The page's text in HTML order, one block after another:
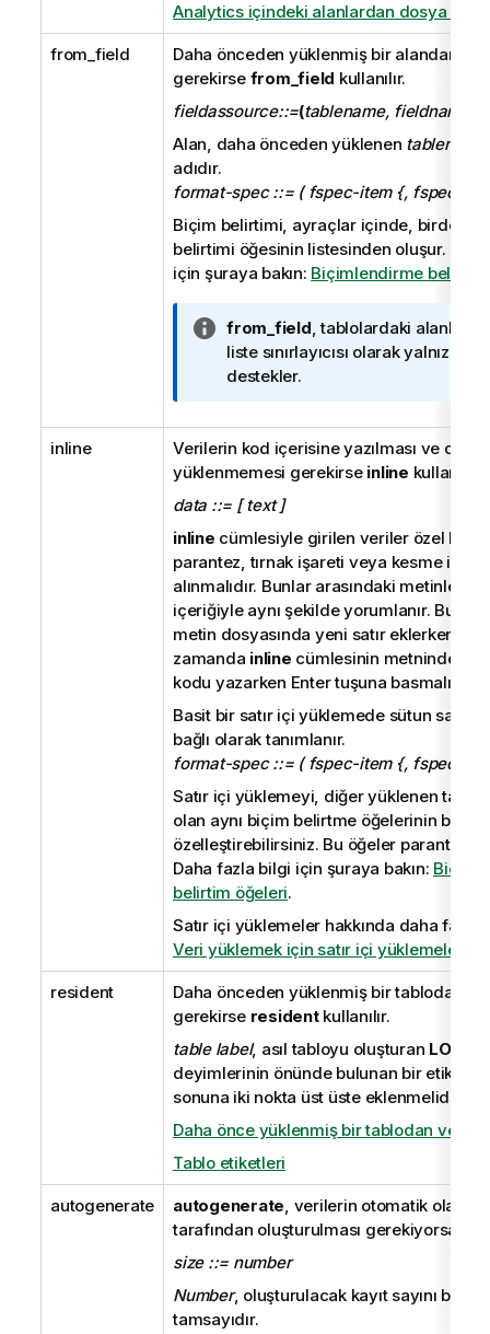
Analytics içindeki alanlardan dosya
from_field
Daha önceden yüklenmiş bir alandan
gerekirse from_field kullanılır.
fieldassource::=(tablename, fieldname
Alan, daha önceden yüklenen tablename
adıdır.
format-spec ::= ( fspec-item {, fspec-
Biçim belirtimi, ayraçlar içinde, birden
belirtimi öğesinin listesinden oluşur.
için şuraya bakın: Biçimlendirme belirtim
B
i
l
i
n
o
from_field, tablolardaki alanları
liste sınırlayıcısı olarak yalnızca
destekler.
inline
Verilerin kod içerisine yazılması ve
yüklenmemesi gerekirse inline kullanılır.
data ::= [ text ]
inline cümlesiyle girilen veriler özel
parantez, tırnak işareti veya kesme
alınmalıdır. Bunlar arasındaki metinler
içeriğiyle aynı şekilde yorumlanır. Bu
metin dosyasında yeni satır eklerken,
zamanda inline cümlesinin metninde de
kodu yazarken Enter tuşuna basmalısınız.
Basit bir satır içi yüklemede sütun sayısı,
bağlı olarak tanımlanır.
format-spec ::= ( fspec-item {, fspec-
Satır içi yüklemeyi, diğer yüklenen
olan aynı biçim belirtme öğelerinin
özelleştirebilirsiniz. Bu öğeler parantez
Daha fazla bilgi için şuraya bakın:
belirtim öğeleri.
Satır içi yüklemeler hakkında daha fazla
Veri yüklemek için satır içi yüklemeler
resident
Daha önceden yüklenmiş bir tablodan
gerekirse residentkullanılır.
table label, asıl tabloyu oluşturan LOAD
deyimlerinin önünde bulunan bir etikettir.
sonuna iki nokta üst üste eklenmelidir.
Daha önce yüklenmiş bir tablodan
Tablo etiketleri
autogenerate autogenerate, verilerin otomatik olarak
tarafından oluşturulması gerekiyorsa
size ::= number
Number, oluşturulacak kayıt sayını
tamsayıdır.